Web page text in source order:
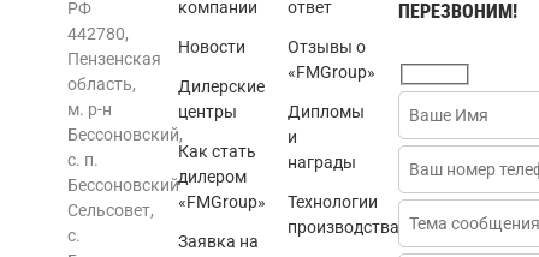
РФ
442780,
Пензенская
область,
м. р-н
Бессоновский,
с. п.
Бессоновский
Сельсовет,
с.
компании
Новости
Дилерские
центры
Как стать
дилером
«FMGroup»
Заявка на
ответ
Отзывы о
«FMGroup»
Дипломы
и
награды
Технологии
производства
ПЕРЕЗВОНИМ!